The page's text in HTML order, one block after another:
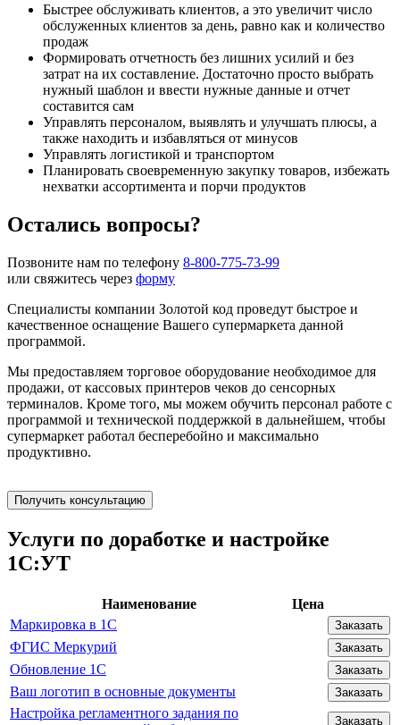
Быстрее обслуживать клиентов, а это увеличит число
обслуженных клиентов за день, равно как и количество
продаж
Формировать отчетность без лишних усилий и без
затрат на их составление. Достаточно просто выбрать
нужный шаблон и ввести нужные данные и отчет
составится сам
Управлять персоналом, выявлять и улучшать плюсы, а
также находить и избавляться от минусов
Управлять логистикой и транспортом
Планировать своевременную закупку товаров, избежать
нехватки ассортимента и порчи продуктов
Остались вопросы?
Позвоните нам по телефону 8-800-775-73-99
или свяжитесь через форму
Специалисты компании Золотой код проведут быстрое и
качественное оснащение Вашего супермаркета данной
программой.
Мы предоставляем торговое оборудование необходимое для
продажи, от кассовых принтеров чеков до сенсорных
терминалов. Кроме того, мы можем обучить персонал работе с
программой и технической поддержкой в дальнейшем, чтобы
супермаркет работал бесперебойно и максимально
продуктивно.
Получить консультацию
Услуги по доработке и настройке
1С:УТ
Наименование
Цена
Маркировка в 1С
Заказать
ФГИС Меркурий Заказать
Обновление 1С Заказать
Ваш логотип в основные документы Заказать
Настройка регламентного задания по
Заказать